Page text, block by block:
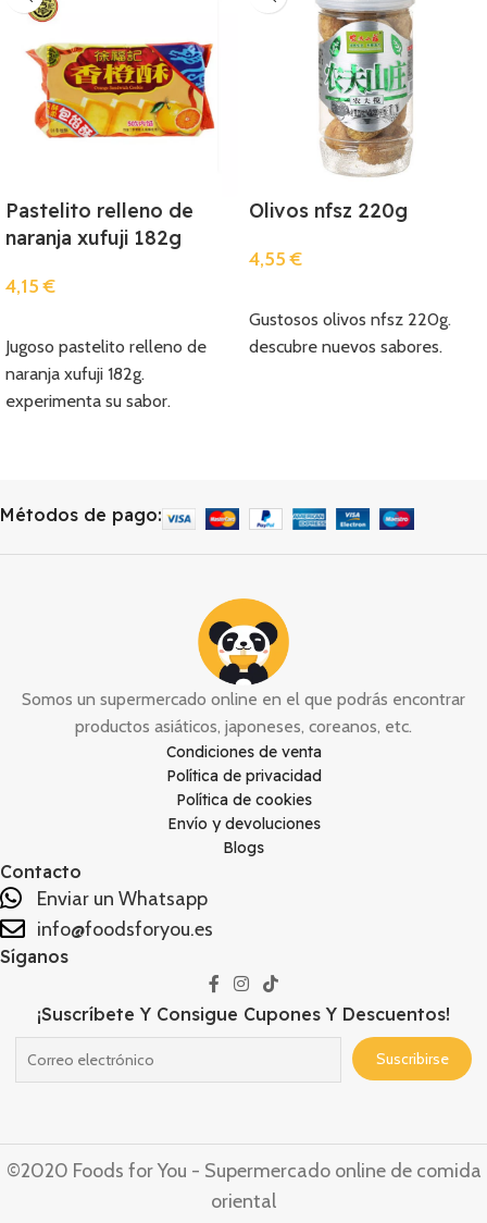
Pastelito relleno de
naranja xufuji 182g
4,15€
Jugoso pastelito relleno de
naranja xufuji 182g.
experimenta su sabor.
Olivos nfsz 220g
4,55€
Gustosos olivos nfsz 220g.
descubre nuevos sabores.
Métodos de pago:
Somos un supermercado online en el que podrás encontrar
productos asiáticos, japoneses, coreanos, etc.
Condiciones de venta
Política de privacidad
Política de cookies
Envío y devoluciones
Blogs
Contacto
Enviar un Whatsapp
info@foodsforyou.es
Síganos
¡Suscríbete Y Consigue Cupones Y Descuentos!
©2020 Foods for You - Supermercado online de comida
oriental